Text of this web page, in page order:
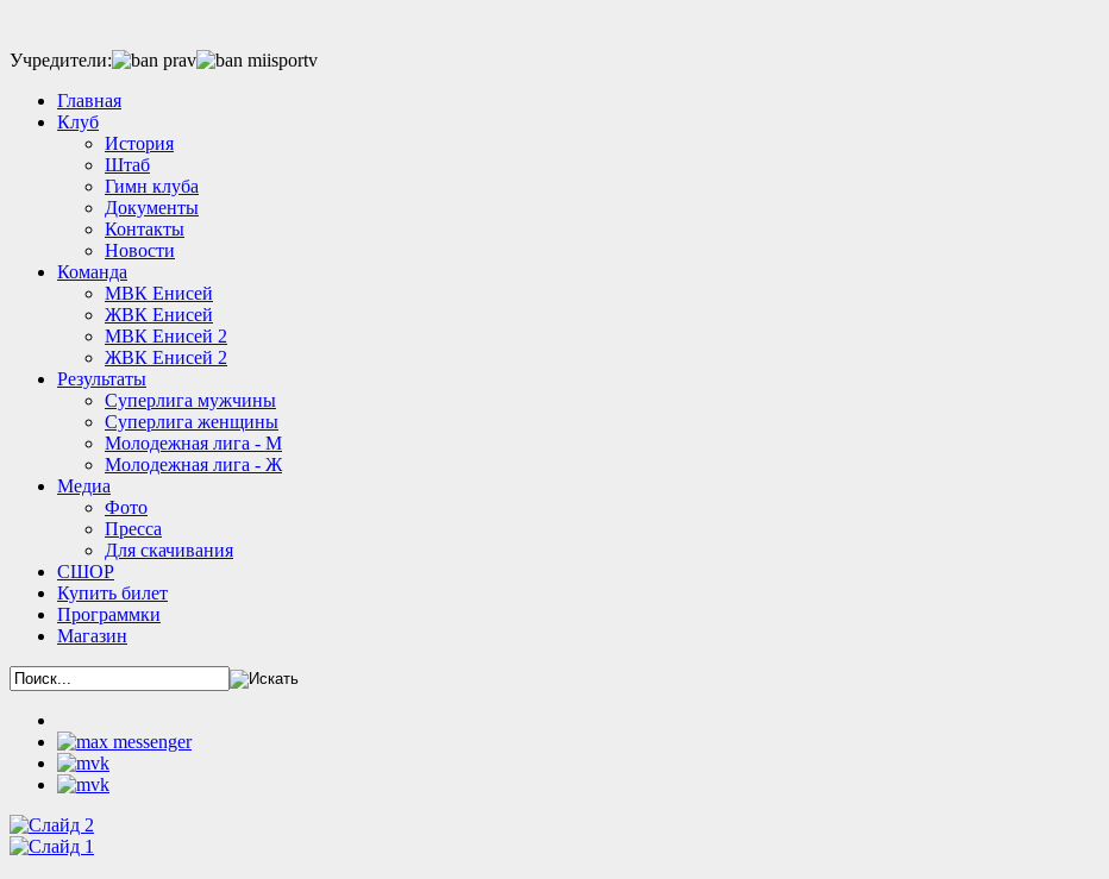
Учредители:
Главная
Клуб
История
Штаб
Гимн клуба
Документы
Контакты
Новости
Команда
МВК Енисей
ЖВК Енисей
МВК Енисей 2
ЖВК Енисей 2
Результаты
Суперлига мужчины
Суперлига женщины
Молодежная лига - М
Молодежная лига - Ж
Медиа
Фото
Пресса
Для скачивания
СШОР
Купить билет
Программки
Магазин